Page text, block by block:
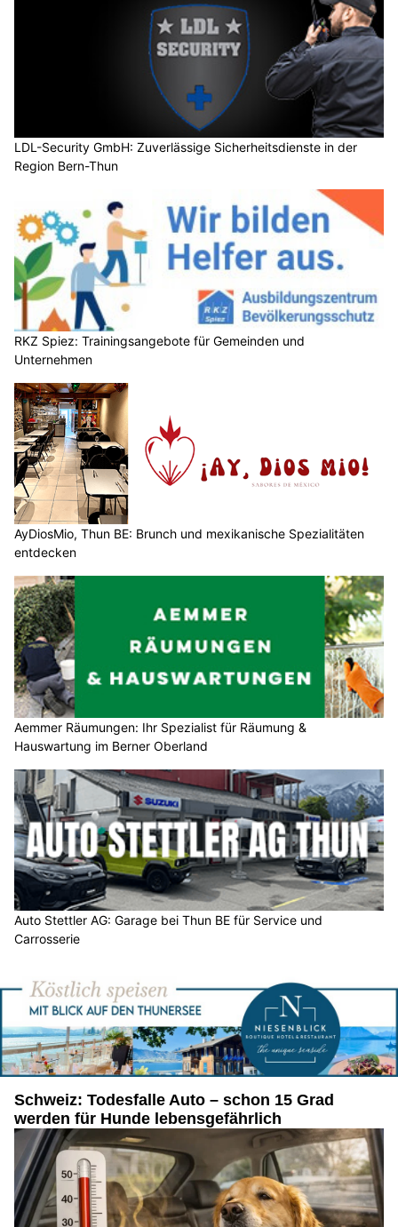
LDL-Security GmbH: Zuverlässige Sicherheitsdienste in der
Region Bern-Thun
RKZ Spiez: Trainingsangebote für Gemeinden und
Unternehmen
AyDiosMio, Thun BE: Brunch und mexikanische Spezialitäten
entdecken
Aemmer Räumungen: Ihr Spezialist für Räumung &
Hauswartung im Berner Oberland
Auto Stettler AG: Garage bei Thun BE für Service und
Carrosserie
Schweiz: Todesfalle Auto – schon 15 Grad
werden für Hunde lebensgefährlich